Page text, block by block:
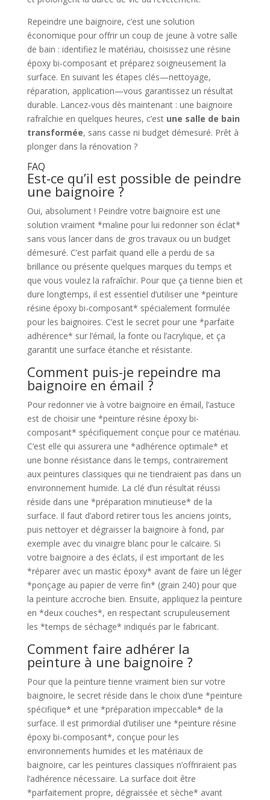
Repeindre une baignoire, c’est une solution
économique pour offrir un coup de jeune à votre salle
de bain : identifiez le matériau, choisissez une résine
époxy bi-composant et préparez soigneusement la
surface. En suivant les étapes clés—nettoyage,
réparation, application—vous garantissez un résultat
durable. Lancez-vous dès maintenant : une baignoire
rafraîchie en quelques heures, c’est une salle de bain
transformée, sans casse ni budget démesuré. Prêt à
plonger dans la rénovation ?
FAQ
Est-ce qu’il est possible de peindre
une baignoire ?
Oui, absolument ! Peindre votre baignoire est une
solution vraiment *maline pour lui redonner son éclat*
sans vous lancer dans de gros travaux ou un budget
démesuré. C’est parfait quand elle a perdu de sa
brillance ou présente quelques marques du temps et
que vous voulez la rafraîchir. Pour que ça tienne bien et
dure longtemps, il est essentiel d’utiliser une *peinture
résine époxy bi-composant* spécialement formulée
pour les baignoires. C’est le secret pour une *parfaite
adhérence* sur l’émail, la fonte ou l’acrylique, et ça
garantit une surface étanche et résistante.
Comment puis-je repeindre ma
baignoire en émail ?
Pour redonner vie à votre baignoire en émail, l’astuce
est de choisir une *peinture résine époxy bi-
composant* spécifiquement conçue pour ce matériau.
C’est elle qui assurera une *adhérence optimale* et
une bonne résistance dans le temps, contrairement
aux peintures classiques qui ne tiendraient pas dans un
environnement humide. La clé d’un résultat réussi
réside dans une *préparation minutieuse* de la
surface. Il faut d’abord retirer tous les anciens joints,
puis nettoyer et dégraisser la baignoire à fond, par
exemple avec du vinaigre blanc pour le calcaire. Si
votre baignoire a des éclats, il est important de les
*réparer avec un mastic époxy* avant de faire un léger
*ponçage au papier de verre fin* (grain 240) pour que
la peinture accroche bien. Ensuite, appliquez la peinture
en *deux couches*, en respectant scrupuleusement
les *temps de séchage* indiqués par le fabricant.
Comment faire adhérer la
peinture à une baignoire ?
Pour que la peinture tienne vraiment bien sur votre
baignoire, le secret réside dans le choix d’une *peinture
spécifique* et une *préparation impeccable* de la
surface. Il est primordial d’utiliser une *peinture résine
époxy bi-composant*, conçue pour les
environnements humides et les matériaux de
baignoire, car les peintures classiques n’offriraient pas
l’adhérence nécessaire. La surface doit être
*parfaitement propre, dégraissée et sèche* avant